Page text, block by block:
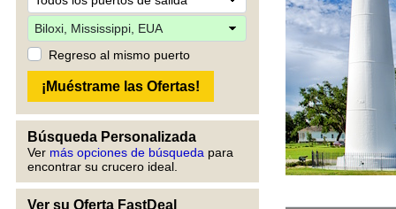
Regreso al mismo puerto
Búsqueda Personalizada
Ver más opciones de búsqueda para
encontrar su crucero ideal.
Ver su Oferta FastDeal